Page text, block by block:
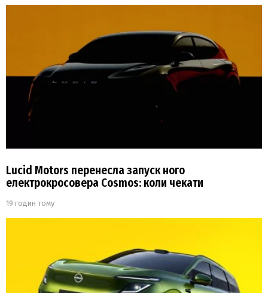
Lucid Motors перенесла запуск ного
електрокросовера Cosmos: коли чекати
19 годин тому